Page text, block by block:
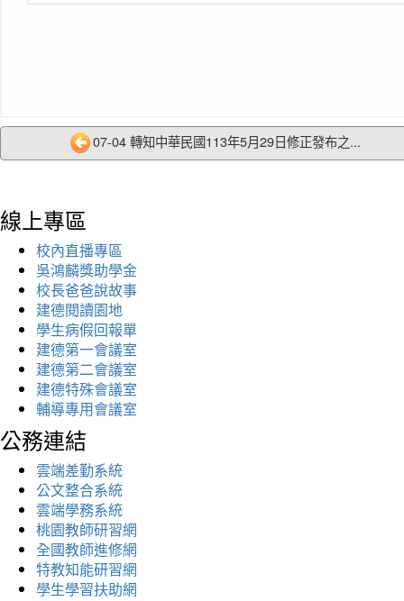
07-04 轉知中華民國113年5月29日修正發布之...
線上專區
校內直播專區
吳鴻麟獎助學金
校長爸爸說故事
建德閱讀園地
學生病假回報單
建德第一會議室
建德第二會議室
建德特殊會議室
輔導專用會議室
公務連結
雲端差勤系統
公文整合系統
雲端學務系統
桃園教師研習網
全國教師進修網
特教知能研習網
學生學習扶助網